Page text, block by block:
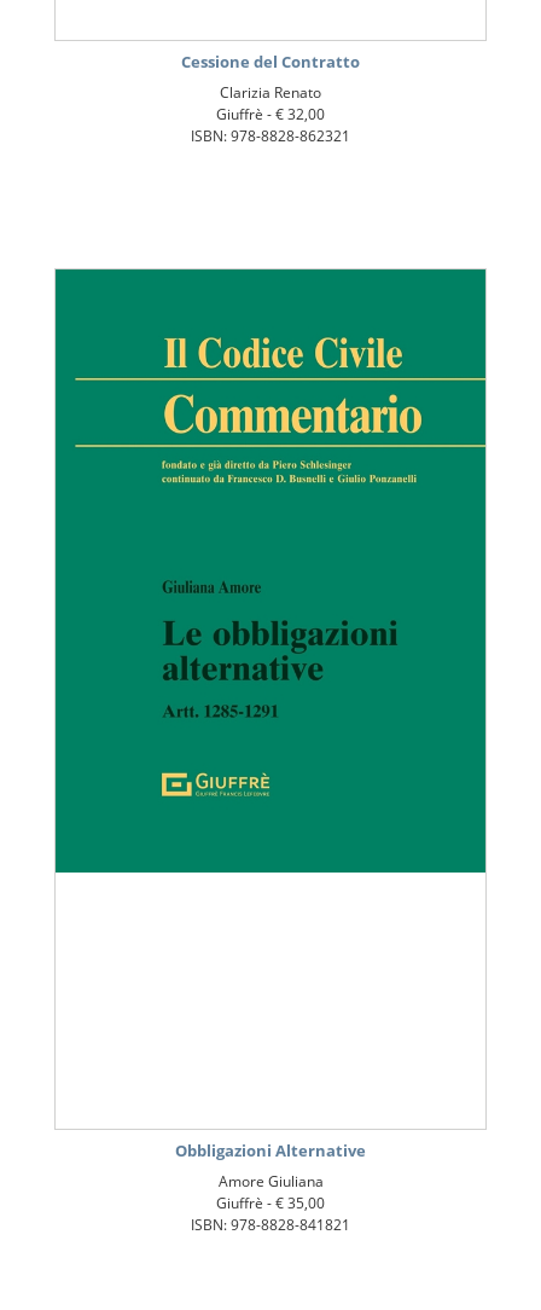
Cessione del Contratto
Clarizia Renato
Giuffrè -€ 32,00
ISBN: 978-8828-862321
Obbligazioni Alternative
Amore Giuliana
Giuffrè -€ 35,00
ISBN: 978-8828-841821